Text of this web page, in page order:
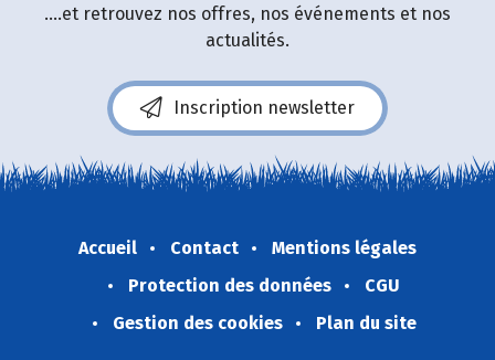
....et retrouvez nos offres, nos événements et nos
actualités.
Inscription newsletter
Accueil Contact
Mentions légales
Protection des données
CGU
Gestion des cookies
Plan du site